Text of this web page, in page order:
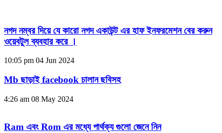
নগদ নম্বর দিয়ে যে কারো নগদ একাউন্ট এর হাফ ইনফরমেশন বের করুন
ওয়েবটুল ব্যবহার করে ।
10:05 pm 04 Jun 2024
Mb ছাড়াই facebook চালান ছবিসহ
4:26 am 08 May 2024
Ram এবং Rom এর মধ্যে পার্থক্য গুলো জেনে নিন